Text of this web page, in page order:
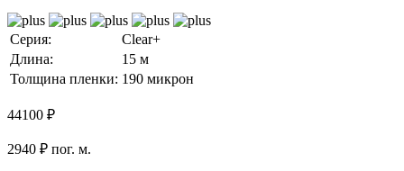
Серия:
Clear+
Длина:
15 м
Толщина пленки: 190 микрон
44100 ₽
2940 ₽ пог. м.